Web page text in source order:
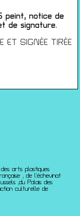
peint, notice de
de signature.
SIGNÉE TIRÉE
arts plastiques
; de l’échevinat
;du Palais des
culturelle de